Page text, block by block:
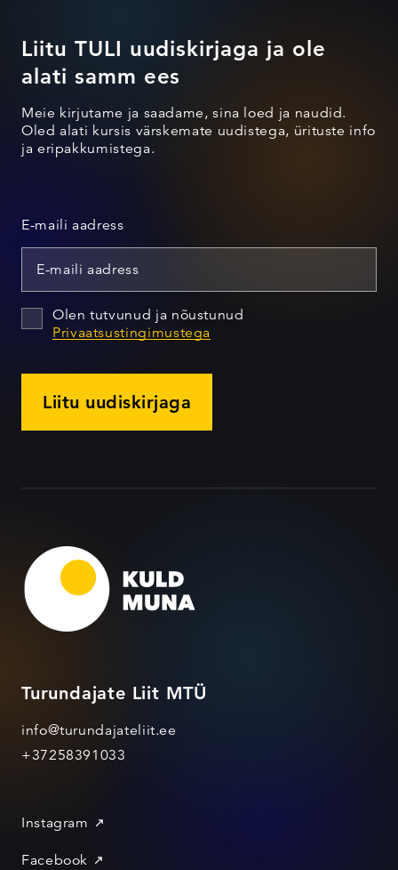
Liitu TULI uudiskirjaga ja ole
alati samm ees
Meie kirjutame ja saadame, sina loed ja naudid.
Oled alati kursis värskemate uudistega, ürituste info
ja eripakkumistega.
E-maili aadress
Olen tutvunud ja nõustunud
Privaatsustingimustega
Liitu uudiskirjaga
Turundajate Liit MTÜ
info@turundajateliit.ee
+37258391033
Instagram
Facebook